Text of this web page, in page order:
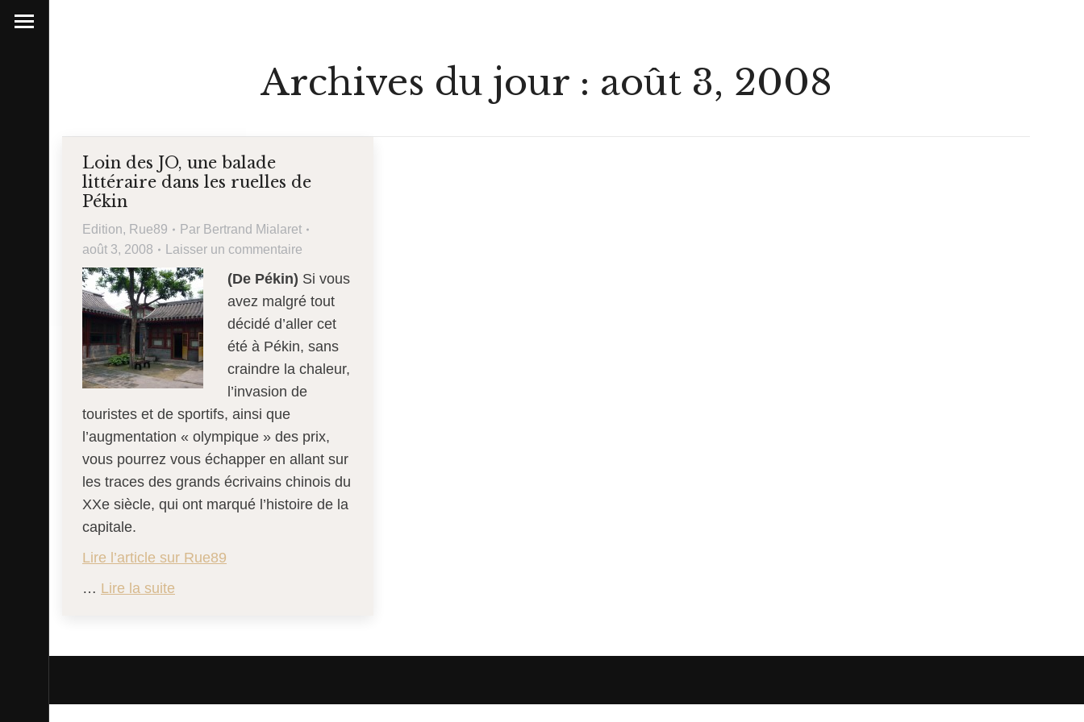
Archives du jour : août 3, 2008
Loin des JO, une balade
littéraire dans les ruelles de
Pékin
Edition, Rue89 Par Bertrand Mialaret
août 3, 2008
Laisser un commentaire
(De Pékin) Si vous
avez malgré tout
décidé d’aller cet
été à Pékin, sans
craindre la chaleur,
l’invasion de
touristes et de sportifs, ainsi que
l’augmentation « olympique » des prix,
vous pourrez vous échapper en allant sur
les traces des grands écrivains chinois du
XXe siècle, qui ont marqué l’histoire de la
capitale.
Lire l’article sur Rue89
… Lire la suite